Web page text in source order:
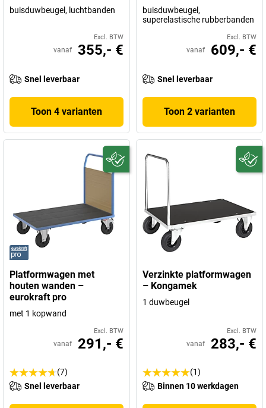
buisduwbeugel, luchtbanden
Excl. BTW
vanaf 355,- €
Snel leverbaar
Toon 4 varianten
buisduwbeugel,
superelastische rubberbanden
Excl. BTW
vanaf 609,- €
Snel leverbaar
Toon 2 varianten
Platformwagen met
houten wanden –
eurokraft pro
met 1 kopwand
Excl. BTW
vanaf 291,- €
(7)
Snel leverbaar
Verzinkte platformwagen
– Kongamek
1 duwbeugel
Excl. BTW
vanaf 283,- €
(1)
Binnen 10 werkdagen